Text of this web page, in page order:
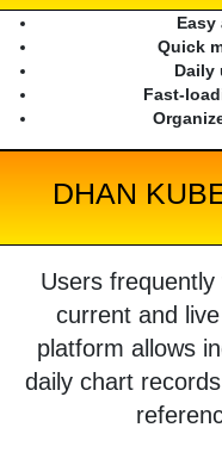
Quick
Daily
Fast-
DHAN
Users
current and
platform allows
daily chart